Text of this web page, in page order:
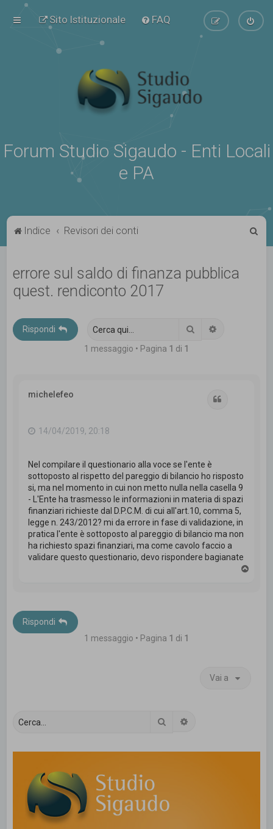
Sito Istituzionale FAQ
Forum Studio Sigaudo - Enti Locali
e PA
Indice Revisori dei conti
errore sul saldo di finanza pubblica
quest. rendiconto 2017
Rispondi Cerca
1 messaggio • Pagina 1 di 1
michelefeo
14/04/2019, 20:18
Nel compilare il questionario alla voce se l'ente è
sottoposto al rispetto del pareggio di bilancio ho risposto
si, ma nel momento in cui non metto nulla nella casella 9
- L'Ente ha trasmesso le informazioni in materia di spazi
finanziari richieste dal D.P.C.M. di cui all'art.10, comma 5,
legge n. 243/2012? mi da errore in fase di validazione, in
pratica l'ente è sottoposto al pareggio di bilancio ma non
ha richiesto spazi finanziari, ma come cavolo faccio a
validare questo questionario, devo rispondere bagianate
Rispondi
1 messaggio • Pagina 1 di 1
Vai a
Cerca